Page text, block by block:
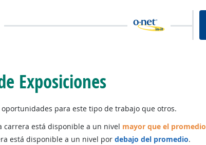
Exposiciones
para este tipo de trabajo que otros.
está disponible a un nivel mayor que el promedio
está disponible a un nivel por debajo del promedio.